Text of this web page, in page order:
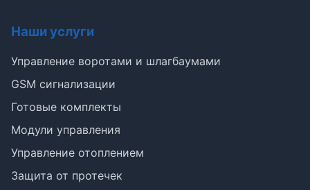
Наши услуги
Управление воротами и шлагбаумами
GSM сигнализации
Готовые комплекты
Модули управления
Управление отоплением
Защита от протечек
Помогу подобрать GSM-сигнализацию,